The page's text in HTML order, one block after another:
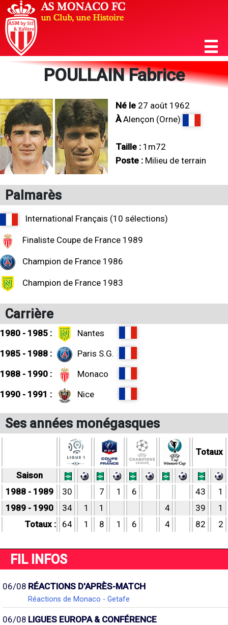
POULLAIN Fabrice
Né le 27 août 1962
ÀAlençon (Orne)
Taille : 1m72
Poste : Milieu de terrain
Palmarès
International Français (10 sélections)
Finaliste Coupe de France 1989
Champion de France 1986
Champion de France 1983
Carrière
1980 - 1985 :
Nantes
1985 - 1988 :
Paris S.G.
1988 - 1990 :
Monaco
1990 - 1991 :
Nice
Ses années monégasques
Totaux
Saison
1988 - 1989
30 7 1 6 43
1
1989 - 1990
34 1 1 4 39
1
Totaux :
64 1 8 1 6 4 82 2
FIL INFOS
06/08 RÉACTIONS D'APRÈS-MATCH
Réactions de Monaco - Getafe
06/08 LIGUES EUROPA & CONFÉRENCE